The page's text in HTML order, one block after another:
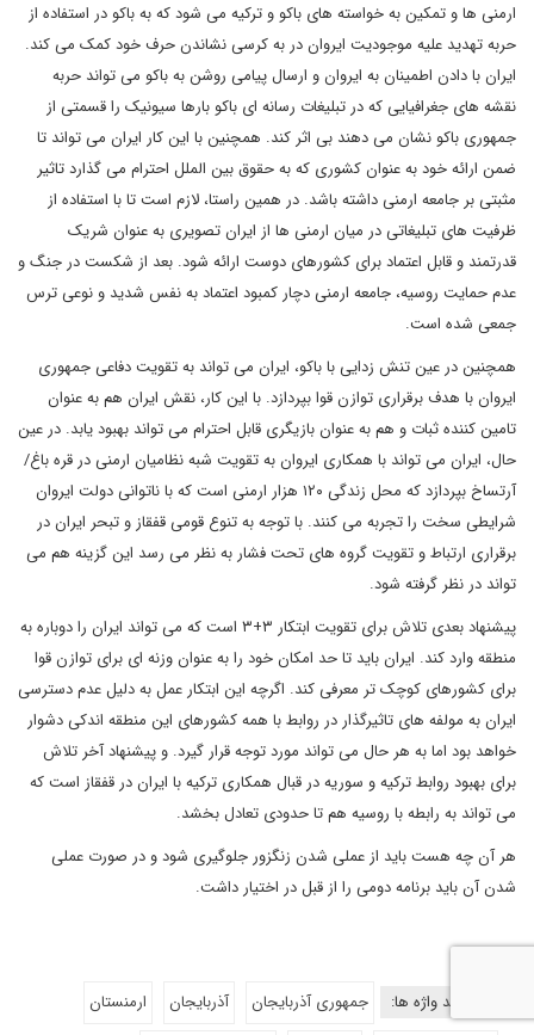
ارمنی ها و تمکین به خواسته های باکو و ترکیه می شود که به باکو در استفاده از
حربه تهدید علیه موجودیت ایروان در به کرسی نشاندن حرف خود کمک می کند.
ایران با دادن اطمینان به ایروان و ارسال پیامی روشن به باکو می تواند حربه
نقشه های جغرافیایی که در تبلیغات رسانه ای باکو بارها سیونیک را قسمتی از
جمهوری باکو نشان می دهند بی اثر کند. همچنین با این کار ایران می تواند تا
ضمن ارائه خود به عنوان کشوری که به حقوق بین الملل احترام می گذارد تاثیر
مثبتی بر جامعه ارمنی داشته باشد. در همین راستا، لازم است تا با استفاده از
ظرفیت های تبلیغاتی در میان ارمنی ها از ایران تصویری به عنوان شریک
قدرتمند و قابل اعتماد برای کشورهای دوست ارائه شود. بعد از شکست در جنگ و
عدم حمایت روسیه، جامعه ارمنی دچار کمبود اعتماد به نفس شدید و نوعی ترس
جمعی شده است.
همچنین در عین تنش زدایی با باکو، ایران می تواند به تقویت دفاعی جمهوری
ایروان با هدف برقراری توازن قوا بپردازد. با این کار، نقش ایران هم به عنوان
تامین کننده ثبات و هم به عنوان بازیگری قابل احترام می تواند بهبود یابد. در عین
حال، ایران می تواند با همکاری ایروان به تقویت شبه نظامیان ارمنی در قره باغ/
آرتساخ بپردازد که محل زندگی ۱۲۰ هزار ارمنی است که با ناتوانی دولت ایروان
شرایطی سخت را تجربه می کنند. با توجه به تنوع قومی قفقاز و تبحر ایران در
برقراری ارتباط و تقویت گروه های تحت فشار به نظر می رسد این گزینه هم می
تواند در نظر گرفته شود.
پیشنهاد بعدی تلاش برای تقویت ابتکار ۳+۳ است که می تواند ایران را دوباره به
منطقه وارد کند. ایران باید تا حد امکان خود را به عنوان وزنه ای برای توازن قوا
برای کشورهای کوچک تر معرفی کند. اگرچه این ابتکار عمل به دلیل عدم دسترسی
ایران به مولفه های تاثیرگذار در روابط با همه کشورهای این منطقه اندکی دشوار
خواهد بود اما به هر حال می تواند مورد توجه قرار گیرد. و پیشنهاد آخر تلاش
برای بهبود روابط ترکیه و سوریه در قبال همکاری ترکیه با ایران در قفقاز است که
می تواند به رابطه با روسیه هم تا حدودی تعادل بخشد.
هر آن چه هست باید از عملی شدن زنگزور جلوگیری شود و در صورت عملی
شدن آن باید برنامه دومی را از قبل در اختیار داشت.
کلید واژه ها: جمهوری آذربایجان آذربایجان ارمنستان